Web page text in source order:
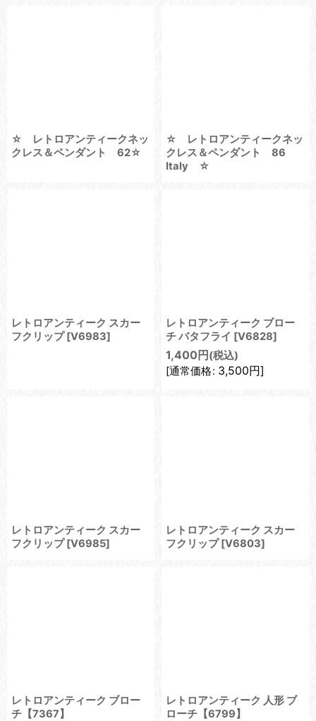
☆ レトロアンティークネッ
クレス＆ペンダント 62☆
☆ レトロアンティークネッ
クレス＆ペンダント 86
Italy ☆
レトロアンティーク スカー
フクリップ [V6983]
レトロアンティーク ブロー
チ バタフライ [V6828]
1,400 円 (税込)
[通常価格: 3,500円]
レトロアンティーク スカー
フクリップ [V6985]
レトロアンティーク スカー
フクリップ [V6803]
レトロアンティーク ブロー
チ【7367】
レトロアンティーク 人形 ブ
ローチ【6799】